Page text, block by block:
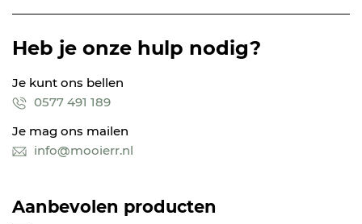
Heb je onze hulp nodig?
Je kunt ons bellen
0577 491 189
Je mag ons mailen
info@mooierr.nl
Aanbevolen producten